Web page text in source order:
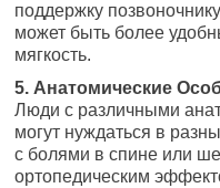
поддержку
может быть более
мягкость.
5. Анатомические
Люди с различными
могут нуждаться в
с болями в спине или
ортопедическим